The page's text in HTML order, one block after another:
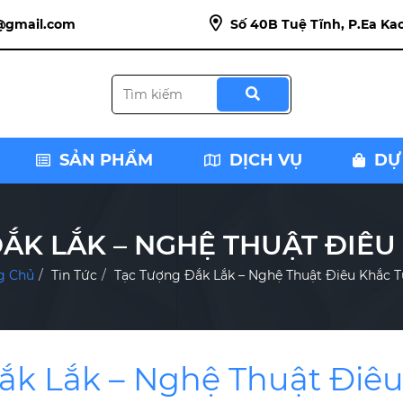
Số 40B Tuệ Tĩnh, P.Ea
SẢN PHẨM DỊCH VỤ
Chủ Tin Tức Tạc Tượng Đắk Lắk – Nghệ Thuật Điêu Khắc
LẮK – NGHỆ THUẬT
Lắk – Nghệ Thuật